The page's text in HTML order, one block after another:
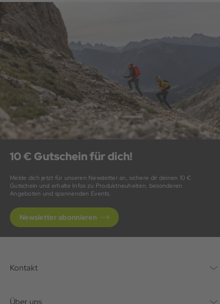
10 € Gutschein für dich!
Melde dich jetzt für unseren Newsletter an, sichere dir deinen 10 €
Gutschein und erhalte Infos zu Produktneuheiten, besonderen
Angeboten und spannenden Events.
Newsletter abonnieren
Kontakt
Über uns